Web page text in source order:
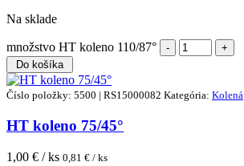
Na sklade
množstvo HT koleno 110/87°
Do košíka
Číslo položky: 5500 | RS15000082 Kategória: Kolená
HT koleno 75/45°
1,00 € / ks 0,81 € / ks